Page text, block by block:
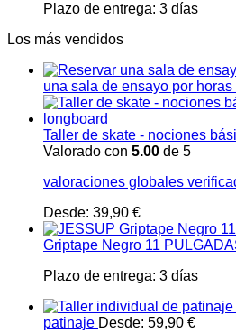
Plazo de entrega: 3 días
Los más vendidos
una sala de ensayo por horas
Taller de skate - nociones
Valorado con 5.00 de 5
valoraciones globales
Desde: 39,90 €
Griptape Negro 11
Plazo de entrega: 3 días
patinaje Desde: 59,90 €